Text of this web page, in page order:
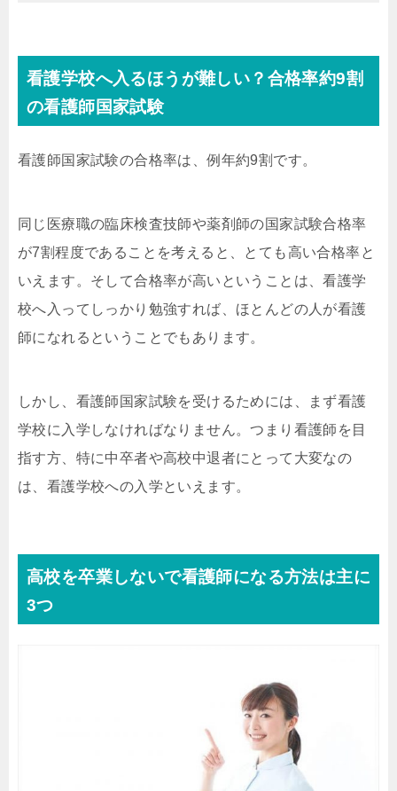
看護学校へ入るほうが難しい？合格率約9割
の看護師国家試験
看護師国家試験の合格率は、例年約9割です。
同じ医療職の臨床検査技師や薬剤師の国家試験合格率
が7割程度であることを考えると、とても高い合格率と
いえます。そして合格率が高いということは、看護学
校へ入ってしっかり勉強すれば、ほとんどの人が看護
師になれるということでもあります。
しかし、看護師国家試験を受けるためには、まず看護
学校に入学しなければなりません。つまり看護師を目
指す方、特に中卒者や高校中退者にとって大変なの
は、看護学校への入学といえます。
高校を卒業しないで看護師になる方法は主に
3つ